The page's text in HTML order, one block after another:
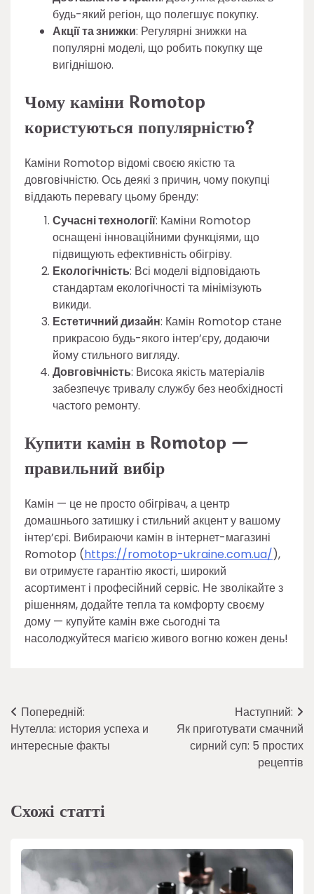
будь-який регіон, що полегшує покупку.
Акції та знижки: Регулярні знижки на
популярні моделі, що робить покупку ще
вигіднішою.
Чому каміни Romotop
користуються популярністю?
Каміни Romotop відомі своєю якістю та
довговічністю. Ось деякі з причин, чому покупці
віддають перевагу цьому бренду:
Сучасні технології: Каміни Romotop
оснащені інноваційними функціями, що
підвищують ефективність обігріву.
Екологічність: Всі моделі відповідають
стандартам екологічності та мінімізують
викиди.
Естетичний дизайн: Камін Romotop стане
прикрасою будь-якого інтер’єру, додаючи
йому стильного вигляду.
Довговічність: Висока якість матеріалів
забезпечує тривалу службу без необхідності
частого ремонту.
Купити камін в Romotop —
правильний вибір
Камін — це не просто обігрівач, а центр
домашнього затишку і стильний акцент у вашому
інтер’єрі. Вибираючи камін в інтернет-магазині
Romotop (https://romotop-ukraine.com.ua/),
ви отримуєте гарантію якості, широкий
асортимент і професійний сервіс. Не зволікайте з
рішенням, додайте тепла та комфорту своєму
дому — купуйте камін вже сьогодні та
насолоджуйтеся магією живого вогню кожен день!
Навігація
записів
Попередній:
Нутелла: история успеха и
интересные факты
Наступний:
Як приготувати смачний
сирний суп: 5 простих
рецептів
Схожі статті